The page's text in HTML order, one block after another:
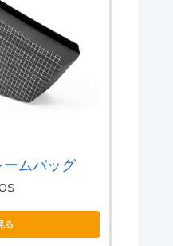
ームバッグ
る